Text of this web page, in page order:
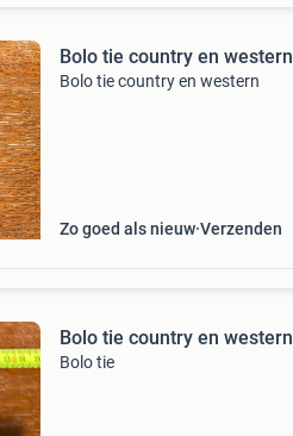
Bolo tie country en western
Bolo tie country en western
Zo goed als nieuw Verzenden
Bolo tie country en western
Bolo tie